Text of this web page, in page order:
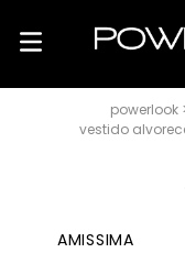
vestido
AMISSIMA